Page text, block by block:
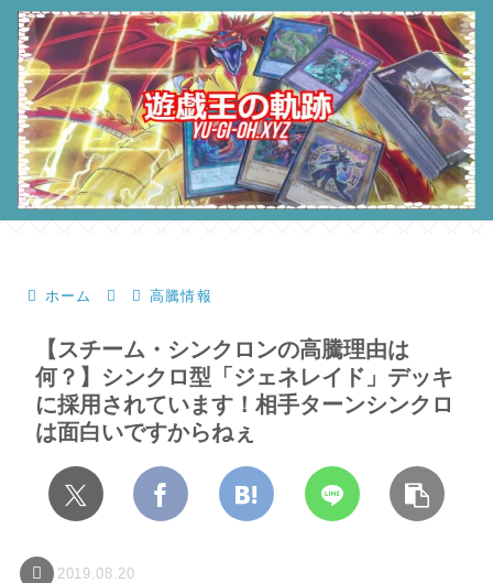
ホーム 高騰情報
【スチーム・シンクロンの高騰理由は
何？】シンクロ型「ジェネレイド」デッキ
に採用されています！相手ターンシンクロ
は面白いですからねぇ
2019.08.20